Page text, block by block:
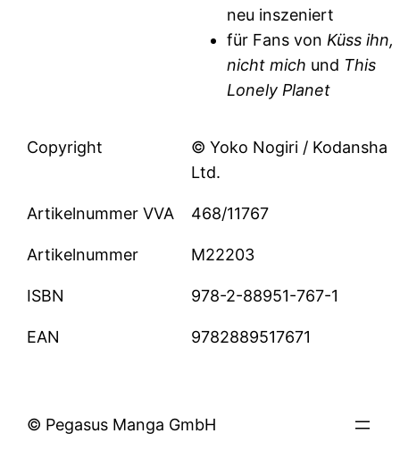
neu inszeniert
für Fans von Küss ihn,
nicht mich und This
Lonely Planet
Copyright
© Yoko Nogiri / Kodansha
Ltd.
Artikelnummer VVA 468/11767
Artikelnummer M22203
ISBN 978-2-88951-767-1
EAN 9782889517671
© Pegasus Manga GmbH